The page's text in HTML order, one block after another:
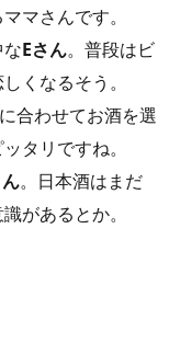
マさんです。
Eさん。普段はビ
くなるそう。
合わせてお酒を選
タリですね。
。日本酒はまだ
があるとか。